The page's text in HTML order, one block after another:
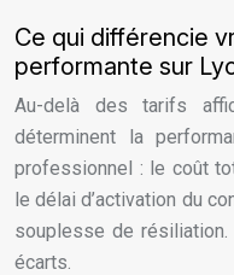
Ce qui différencie
performante sur
Au-delà des tarifs
déterminent la
professionnel : le coût
le délai d’activation du
souplesse de
écarts.